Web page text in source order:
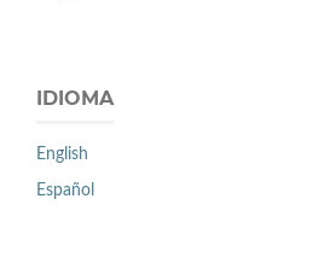
IDIOMA
English
Español